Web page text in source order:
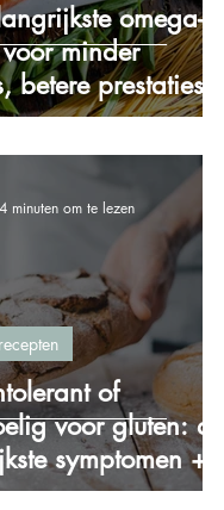
omega-3
minder
betere prestaties
of
voor gluten: de
symptomen + 4
tips!
4 minuten om te lezen